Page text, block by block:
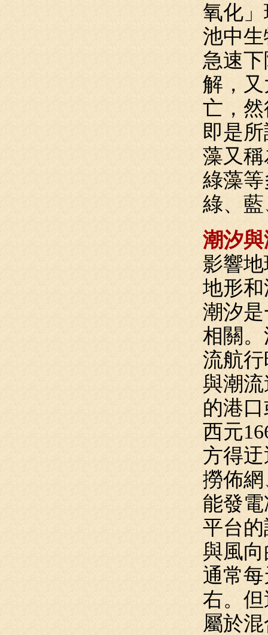
氧化
池中
急速
解，
亡，
即是
藻又
綠藻
綠、
潮汐
影響
地形
潮汐
相關
流航
與潮
的港
西元
方得
撈佈
能發
平台
與風
通常
右。
屬於